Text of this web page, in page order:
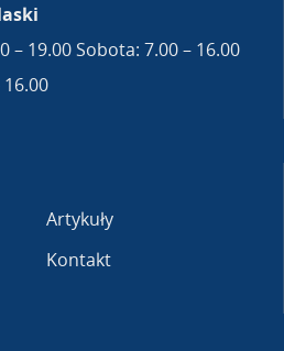
– 19.00 Sobota: 7.00 – 16.00
Artykuły
Kontakt